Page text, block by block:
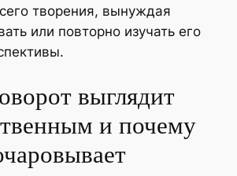
творения, вынуждая
или повторно изучать его
выглядит
и почему